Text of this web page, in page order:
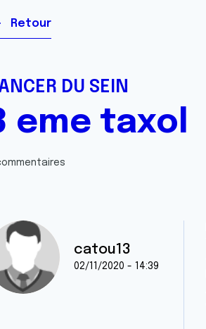
Retour
DU SEIN
eme taxol
catou13
02/11/2020 - 14:39